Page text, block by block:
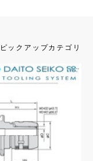
ピックアップカテゴリ